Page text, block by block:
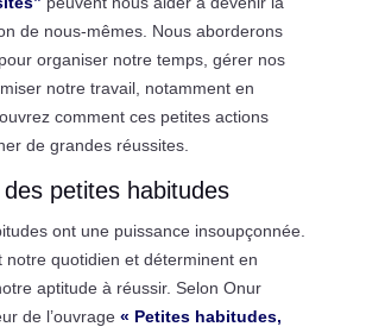
de nous-mêmes. Nous aborderons
organiser notre temps, gérer nos
notre travail, notamment en
comment ces petites actions
de grandes réussites.
petites habitudes
ont une puissance insoupçonnée.
notre quotidien et déterminent en
aptitude à réussir. Selon Onur
de l’ouvrage « Petites habitudes,